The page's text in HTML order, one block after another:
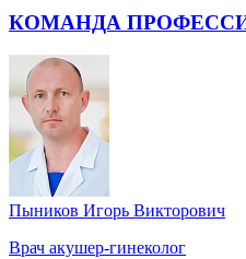
КОМАНДА
Пыников Игорь Викторович
Врач акушер-гинеколог